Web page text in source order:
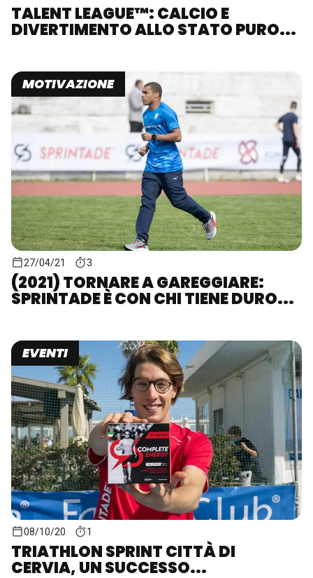
TALENT LEAGUE™: CALCIO E
DIVERTIMENTO ALLO STATO PURO...
MOTIVAZIONE
27/04/21 3
(2021) TORNARE A GAREGGIARE:
SPRINTADE È CON CHI TIENE DURO...
EVENTI
08/10/20 1
TRIATHLON SPRINT CITTÀ DI
CERVIA, UN SUCCESSO...